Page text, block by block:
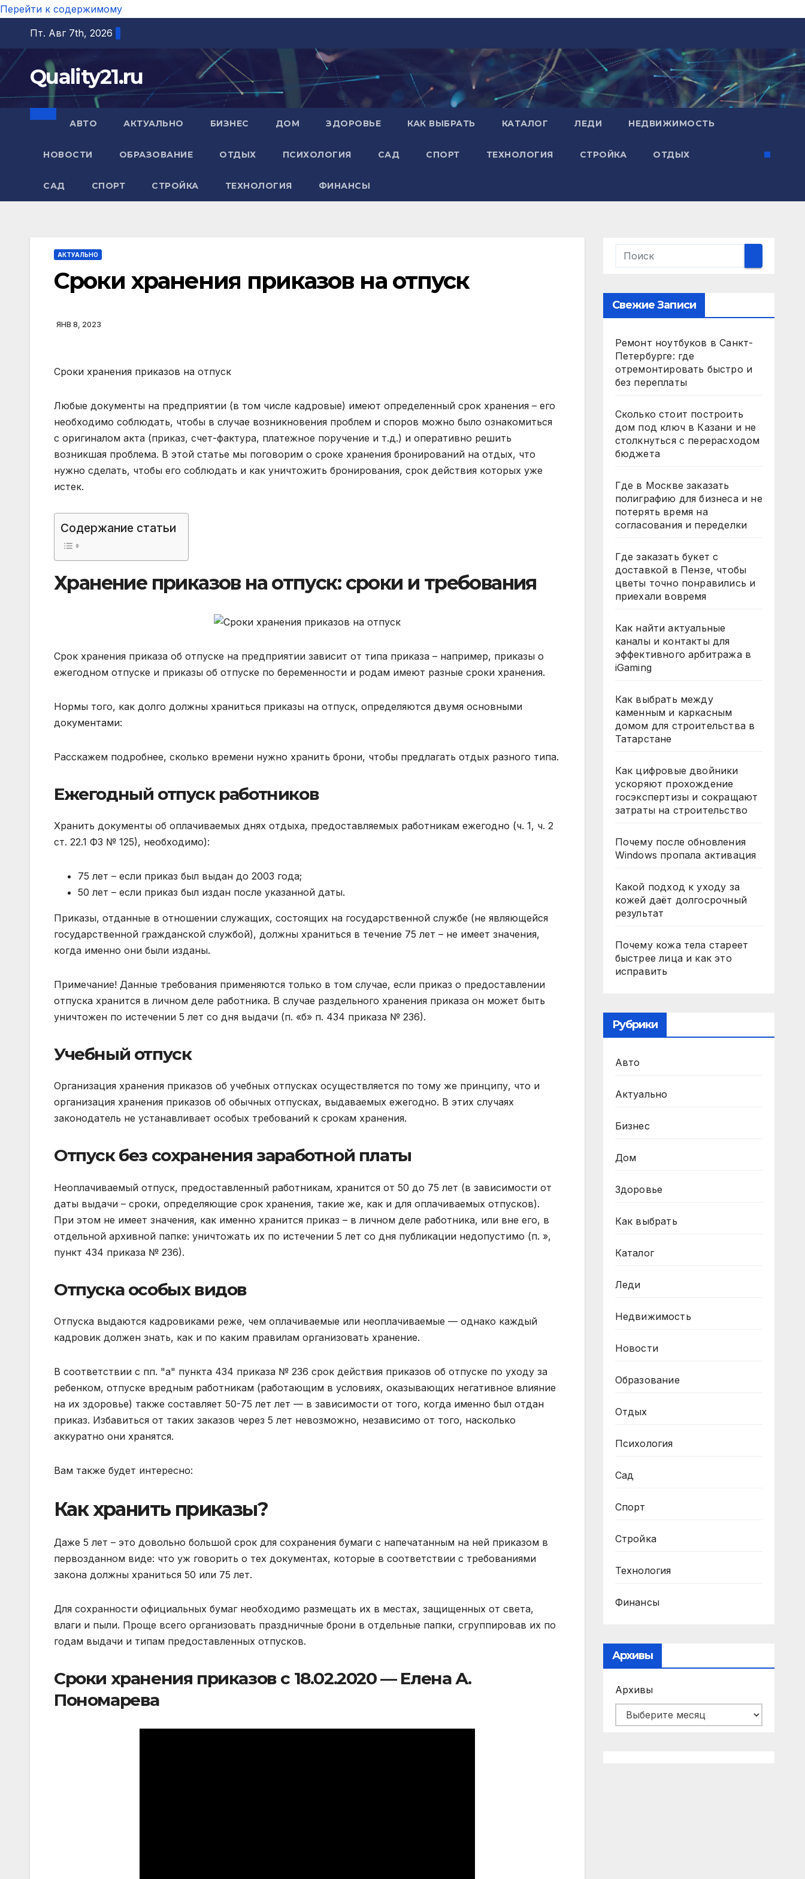
Перейти к содержимому
Пт. Авг 7th, 2026
Quality21.ru
АВТО АКТУАЛЬНО БИЗНЕС ДОМ ЗДОРОВЬЕ КАК ВЫБРАТЬ КАТАЛОГ ЛЕДИ НЕДВИЖИМОСТЬ
НОВОСТИ ОБРАЗОВАНИЕ ОТДЫХ ПСИХОЛОГИЯ САД СПОРТ ТЕХНОЛОГИЯ СТРОЙКА ОТДЫХ
САД СПОРТ СТРОЙКА ТЕХНОЛОГИЯ ФИНАНСЫ
АКТУАЛЬНО
Сроки хранения приказов на отпуск
ЯНВ 8, 2023
Сроки хранения приказов на отпуск
Любые документы на предприятии (в том числе кадровые) имеют определенный срок хранения – его
необходимо соблюдать, чтобы в случае возникновения проблем и споров можно было ознакомиться
с оригиналом акта (приказ, счет-фактура, платежное поручение и т.д.) и оперативно решить
возникшая проблема. В этой статье мы поговорим о сроке хранения бронирований на отдых, что
нужно сделать, чтобы его соблюдать и как уничтожить бронирования, срок действия которых уже
истек.
Содержание статьи
Хранение приказов на отпуск: сроки и требования
Срок хранения приказа об отпуске на предприятии зависит от типа приказа – например, приказы о
ежегодном отпуске и приказы об отпуске по беременности и родам имеют разные сроки хранения.
Нормы того, как долго должны храниться приказы на отпуск, определяются двумя основными
документами:
Расскажем подробнее, сколько времени нужно хранить брони, чтобы предлагать отдых разного типа.
Ежегодный отпуск работников
Хранить документы об оплачиваемых днях отдыха, предоставляемых работникам ежегодно (ч. 1, ч. 2
ст. 22.1 ФЗ № 125), необходимо):
75 лет – если приказ был выдан до 2003 года;
50 лет – если приказ был издан после указанной даты.
Приказы, отданные в отношении служащих, состоящих на государственной службе (не являющейся
государственной гражданской службой), должны храниться в течение 75 лет – не имеет значения,
когда именно они были изданы.
Примечание! Данные требования применяются только в том случае, если приказ о предоставлении
отпуска хранится в личном деле работника. В случае раздельного хранения приказа он может быть
уничтожен по истечении 5 лет со дня выдачи (п. «б» п. 434 приказа № 236).
Учебный отпуск
Организация хранения приказов об учебных отпусках осуществляется по тому же принципу, что и
организация хранения приказов об обычных отпусках, выдаваемых ежегодно. В этих случаях
законодатель не устанавливает особых требований к срокам хранения.
Отпуск без сохранения заработной платы
Неоплачиваемый отпуск, предоставленный работникам, хранится от 50 до 75 лет (в зависимости от
даты выдачи – сроки, определяющие срок хранения, такие же, как и для оплачиваемых отпусков).
При этом не имеет значения, как именно хранится приказ – в личном деле работника, или вне его, в
отдельной архивной папке: уничтожать их по истечении 5 лет со дня публикации недопустимо (п. »,
пункт 434 приказа № 236).
Отпуска особых видов
Отпуска выдаются кадровиками реже, чем оплачиваемые или неоплачиваемые — однако каждый
кадровик должен знать, как и по каким правилам организовать хранение.
В соответствии с пп. "а" пункта 434 приказа № 236 срок действия приказов об отпуске по уходу за
ребенком, отпуске вредным работникам (работающим в условиях, оказывающих негативное влияние
на их здоровье) также составляет 50-75 лет лет — в зависимости от того, когда именно был отдан
приказ. Избавиться от таких заказов через 5 лет невозможно, независимо от того, насколько
аккуратно они хранятся.
Вам также будет интересно:
Как хранить приказы?
Даже 5 лет – это довольно большой срок для сохранения бумаги с напечатанным на ней приказом в
первозданном виде: что уж говорить о тех документах, которые в соответствии с требованиями
закона должны храниться 50 или 75 лет.
Для сохранности официальных бумаг необходимо размещать их в местах, защищенных от света,
влаги и пыли. Проще всего организовать праздничные брони в отдельные папки, сгруппировав их по
годам выдачи и типам предоставленных отпусков.
Сроки хранения приказов с 18.02.2020 — Елена А.
Пономарева
Свежие Записи
Ремонт ноутбуков в Санкт-
Петербурге: где
отремонтировать быстро и
без переплаты
Сколько стоит построить
дом под ключ в Казани и не
столкнуться с перерасходом
бюджета
Где в Москве заказать
полиграфию для бизнеса и не
потерять время на
согласования и переделки
Где заказать букет с
доставкой в Пензе, чтобы
цветы точно понравились и
приехали вовремя
Как найти актуальные
каналы и контакты для
эффективного арбитража в
iGaming
Как выбрать между
каменным и каркасным
домом для строительства в
Татарстане
Как цифровые двойники
ускоряют прохождение
госэкспертизы и сокращают
затраты на строительство
Почему после обновления
Windows пропала активация
Какой подход к уходу за
кожей даёт долгосрочный
результат
Почему кожа тела стареет
быстрее лица и как это
исправить
Рубрики
Авто
Актуально
Бизнес
Дом
Здоровье
Как выбрать
Каталог
Леди
Недвижимость
Новости
Образование
Отдых
Психология
Сад
Спорт
Стройка
Технология
Финансы
Архивы
Архивы